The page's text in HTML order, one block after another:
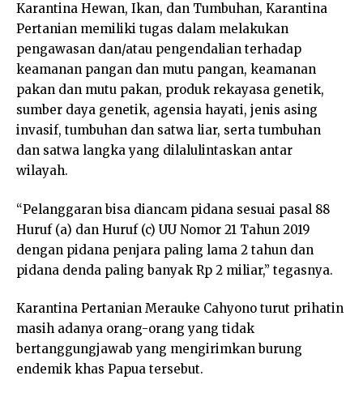
Karantina Hewan, Ikan, dan Tumbuhan, Karantina
Pertanian memiliki tugas dalam melakukan
pengawasan dan/atau pengendalian terhadap
keamanan pangan dan mutu pangan, keamanan
pakan dan mutu pakan, produk rekayasa genetik,
sumber daya genetik, agensia hayati, jenis asing
invasif, tumbuhan dan satwa liar, serta tumbuhan
dan satwa langka yang dilalulintaskan antar
wilayah.
“Pelanggaran bisa diancam pidana sesuai pasal 88
Huruf (a) dan Huruf (c) UU Nomor 21 Tahun 2019
dengan pidana penjara paling lama 2 tahun dan
pidana denda paling banyak Rp 2 miliar,” tegasnya.
Karantina Pertanian Merauke Cahyono turut prihatin
masih adanya orang-orang yang tidak
bertanggungjawab yang mengirimkan burung
endemik khas Papua tersebut.